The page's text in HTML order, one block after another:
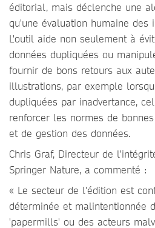
éditorial, mais déclenche une
qu'une évaluation humaine des
L'outil aide non seulement à
données dupliquées ou
fournir de bons retours aux
illustrations, par exemple
dupliquées par inadvertance,
renforcer les normes de
et de gestion des données.
Chris Graf, Directeur de
Springer Nature, a commenté :
« Le secteur de l'édition est
déterminée et malintentionnée
'papermills' ou des acteurs